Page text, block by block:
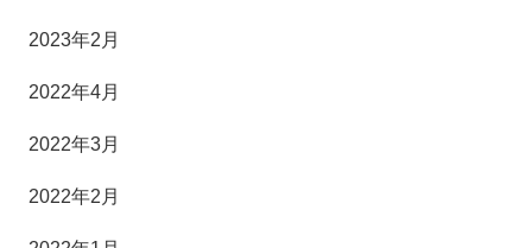
2023年2月
2022年4月
2022年3月
2022年2月